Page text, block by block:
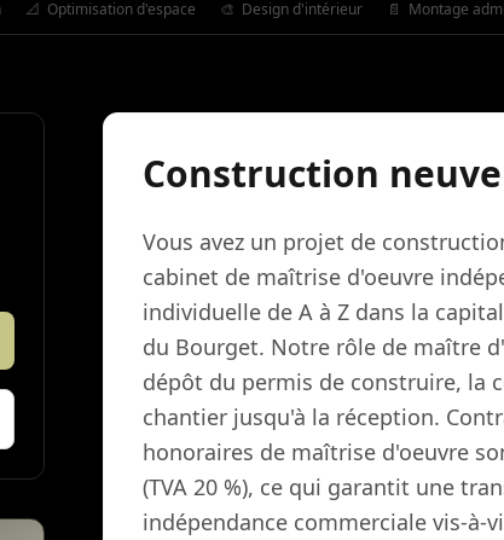
📐 Optimisation d'espace 🎨 Design d'intérieur 📄 Montage
Construction
Vous avez un projet de
cabinet de maîtrise d'oeuvre
individuelle de A à Z dans la
du Bourget. Notre rôle de maître
dépôt du permis de construire, la
chantier jusqu'à la réception.
honoraires de maîtrise d'oeuvre
(TVA 20 %), ce qui garantit une
indépendance commerciale vis-à-